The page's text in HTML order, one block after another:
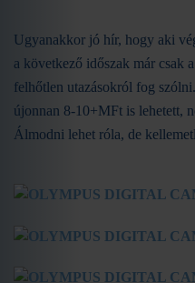
Ugyanakkor jó hír, hogy aki
a következő időszak már csak
felhőtlen utazásokról fog
újonnan 8-10+MFt is lehetett,
Álmodni lehet róla, de